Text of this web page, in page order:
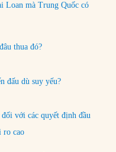
Loan mà Trung Quốc có
thua đó?
đấu dù suy yếu?
với các quyết định đầu
ro cao